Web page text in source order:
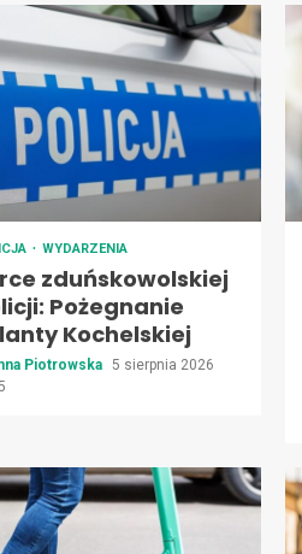
WYDARZENIA
zduńskowolskiej
Pożegnanie
Kochelskiej
Piotrowska 5 sierpnia 2026